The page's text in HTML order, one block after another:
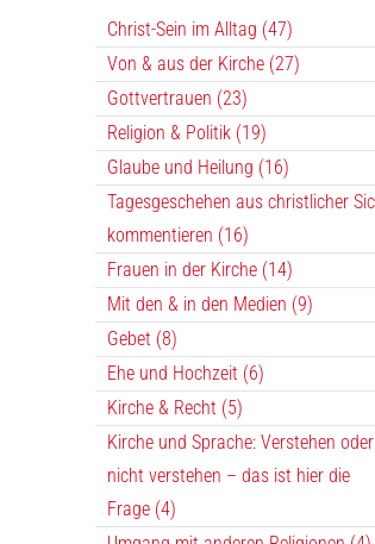
Christ-Sein im Alltag (47)
Von & aus der Kirche (27)
Gottvertrauen (23)
Religion & Politik (19)
Glaube und Heilung (16)
Tagesgeschehen aus christlicher
kommentieren (16)
Frauen in der Kirche (14)
Mit den & in den Medien (9)
Gebet (8)
Ehe und Hochzeit (6)
Kirche & Recht (5)
Kirche und Sprache: Verstehen oder
nicht verstehen – das ist hier die
Frage (4)